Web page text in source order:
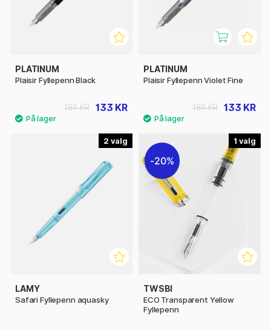
PLATINUM
Plaisir Fyllepenn Black
133 KR
189 KR
PLATINUM
Plaisir Fyllepenn Violet Fine
133 KR
189 KR
2
LAMY
Safari Fyllepenn aquasky
1
20%
TWSBI
ECO Transparent Yellow
Fyllepenn